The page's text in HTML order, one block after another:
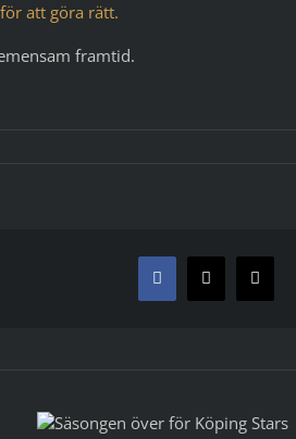
att göra rätt.
framtid.
Facebook
X
E-
post